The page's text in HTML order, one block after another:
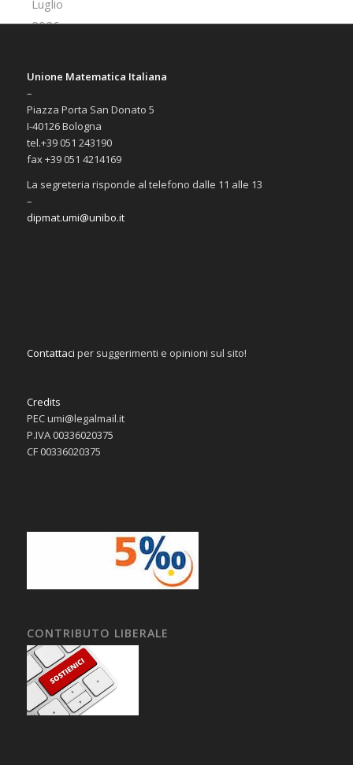
Unione Matematica Italiana
–
Piazza Porta San Donato 5
I-40126 Bologna
tel.+39 051 243190
fax +39 051 4214169
La segreteria risponde al telefono dalle 11 alle 13
–
dipmat.umi@unibo.it
Contattaci per suggerimenti e opinioni sul sito!
Credits
PEC umi@legalmail.it
P.IVA 00336020375
CF 00336020375
CONTRIBUTO LIBERALE